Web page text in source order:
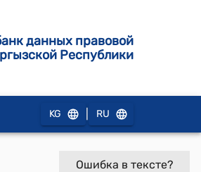
данных правовой
Республики
KG RU
Ошибка в тексте?